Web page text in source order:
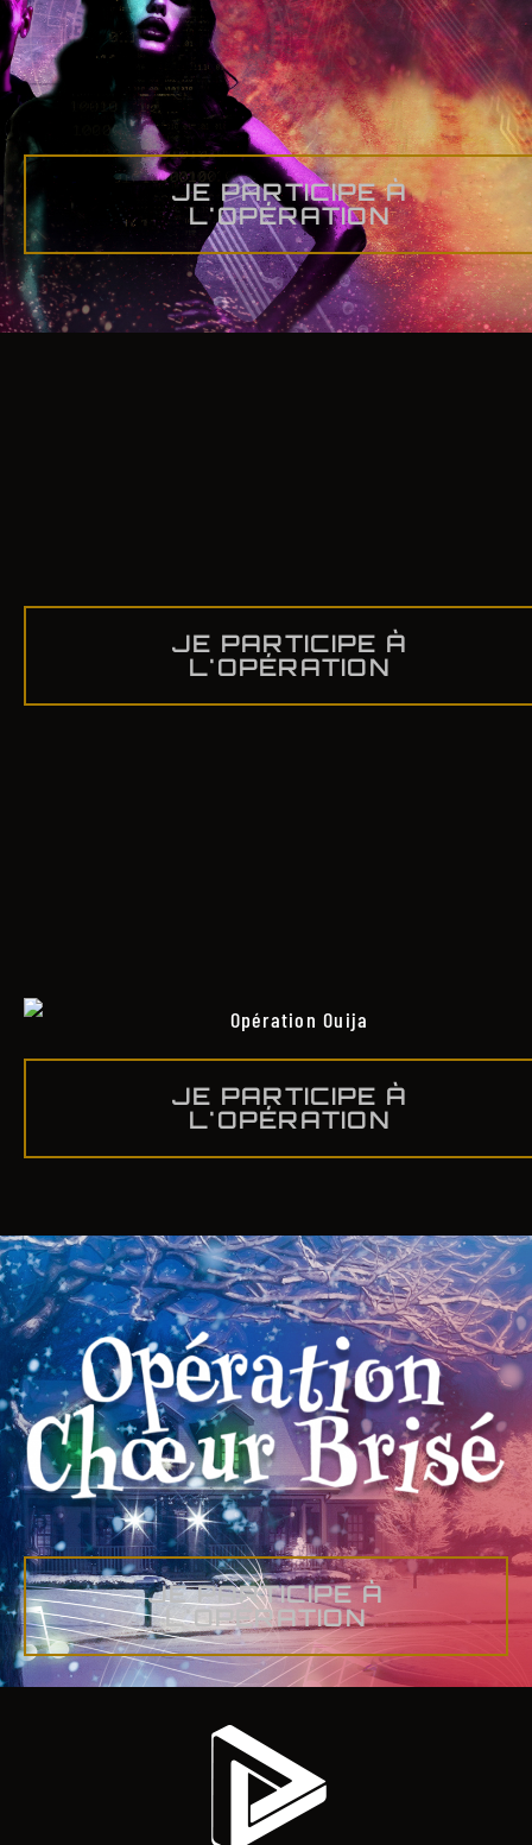
JE PARTICIPE À
L'OPÉRATION
JE PARTICIPE À
L'OPÉRATION
JE PARTICIPE À
L'OPÉRATION
JE PARTICIPE À
L'OPÉRATION